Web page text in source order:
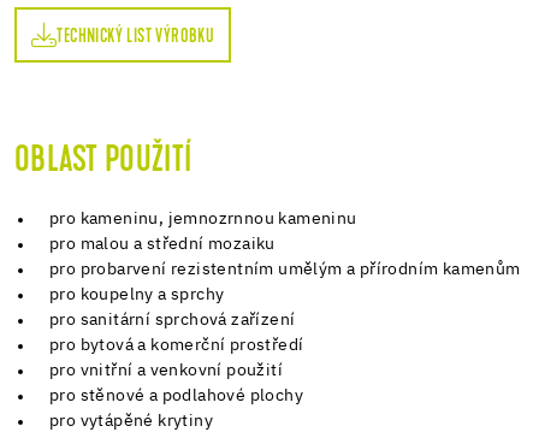
TECHNICKÝ LIST VÝROBKU
OBLAST POUŽITÍ
pro kameninu, jemnozrnnou kameninu
pro malou a střední mozaiku
pro probarvení rezistentním umělým a přírodním kamenům
pro koupelny a sprchy
pro sanitární sprchová zařízení
pro bytová a komerční prostředí
pro vnitřní a venkovní použití
pro stěnové a podlahové plochy
pro vytápěné krytiny